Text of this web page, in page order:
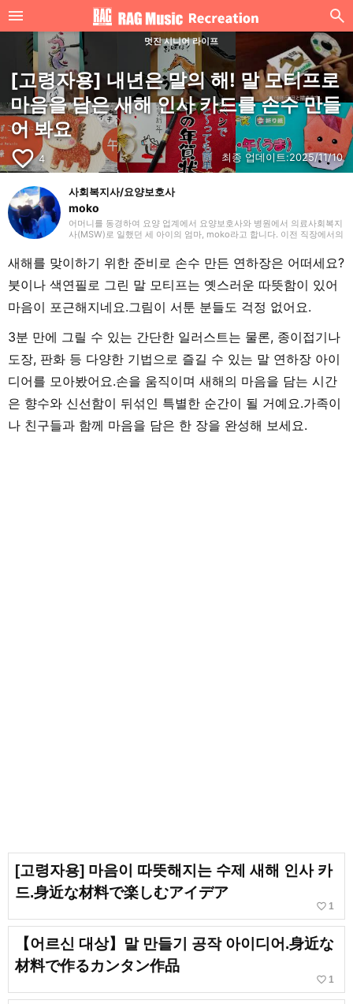
멋진 시니어 라이프
[고령자용] 내년은 말의 해! 말 모티프로
마음을 담은 새해 인사 카드를 손수 만들
어 봐요
favorite_border 4 최종 업데이트:2025/11/10
사회복지사/요양보호사
moko
어머니를 동경하여 요양 업계에서 요양보호사와 병원에서 의료사회복지
사(MSW)로 일했던 세 아이의 엄마, moko라고 합니다. 이전 직장에서의
니다.
새해를 맞이하기 위한 준비로 손수 만든 연하장은 어떠세요?
붓이나 색연필로 그린 말 모티프는 옛스러운 따뜻함이 있어
마음이 포근해지네요.그림이 서툰 분들도 걱정 없어요.
3분 만에 그릴 수 있는 간단한 일러스트는 물론, 종이접기나
도장, 판화 등 다양한 기법으로 즐길 수 있는 말 연하장 아이
디어를 모아봤어요.손을 움직이며 새해의 마음을 담는 시간
은 향수와 신선함이 뒤섞인 특별한 순간이 될 거예요.가족이
나 친구들과 함께 마음을 담은 한 장을 완성해 보세요.
[고령자용] 마음이 따뜻해지는 수제 새해 인사 카
드.身近な材料で楽しむアイデア
favorite_border 1
【어르신 대상】말 만들기 공작 아이디어.身近な
材料で作るカンタン作品
favorite_border 1